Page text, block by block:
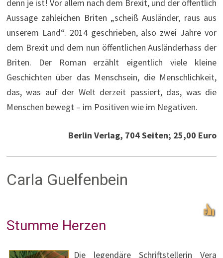
denn je ist! Vor allem nach dem Brexit, und der öffentlich
Aussage zahleichen Briten „scheiß Ausländer, raus aus
unserem Land“. 2014 geschrieben, also zwei Jahre vor
dem Brexit und dem nun öffentlichen Ausländerhass der
Briten. Der Roman erzählt eigentlich viele kleine
Geschichten über das Menschsein, die Menschlichkeit,
das, was auf der Welt derzeit passiert, das, was die
Menschen bewegt – im Positiven wie im Negativen.
Berlin Verlag, 704 Seiten; 25,00 Euro
Carla Guelfenbein
Stumme Herzen
Die legendäre Schriftstellerin Vera